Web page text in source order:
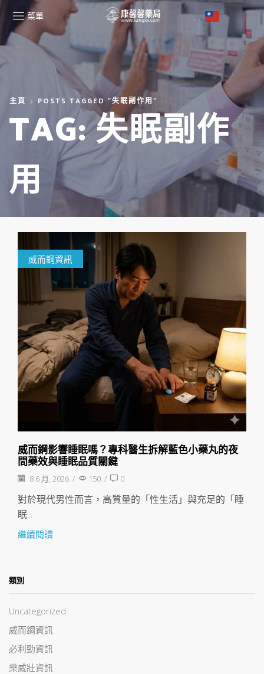
菜單
主頁 POSTS TAGGED "失眠副作用"
TAG: 失眠副作
用
威而鋼資訊
威而鋼影響睡眠嗎？專科醫生拆解藍色小藥丸的夜
間藥效與睡眠品質關鍵
8 6 月, 2026 / 150 / 0
對於現代男性而言，高質量的「性生活」與充足的「睡
眠...
繼續閱讀
類別
Uncategorized
威而鋼資訊
必利勁資訊
樂威壯資訊